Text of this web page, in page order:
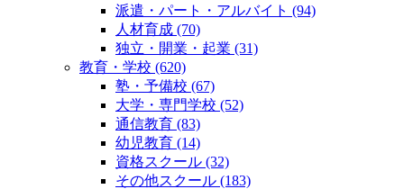
派遣・パート・アルバイト (94)
人材育成 (70)
独立・開業・起業 (31)
教育・学校 (620)
塾・予備校 (67)
大学・専門学校 (52)
通信教育 (83)
幼児教育 (14)
資格スクール (32)
その他スクール (183)